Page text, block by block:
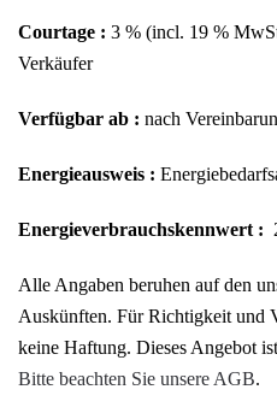
Courtage : 3 % (incl. 19 %
Verkäufer
Verfügbar ab : nach
Energieausweis :
Energieverbrauchskennwert :
Alle Angaben beruhen auf den
Auskünften. Für Richtigkeit und
keine Haftung. Dieses Angebot
Bitte beachten Sie unsere AGB.